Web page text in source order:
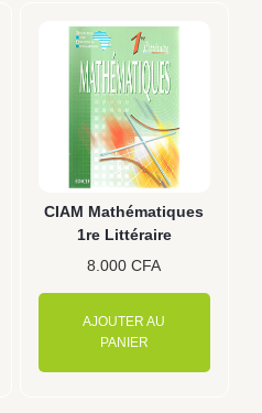
CIAM Mathématiques
1re Littéraire
8.000CFA
AJOUTER AU
PANIER